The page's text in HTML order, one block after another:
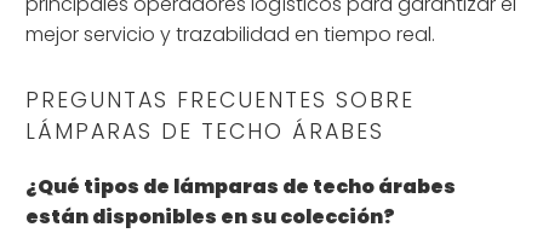
mejor servicio y trazabilidad en tiempo real.
PREGUNTAS FRECUENTES SOBRE
LÁMPARAS DE TECHO ÁRABES
¿Qué tipos de lámparas de techo árabes
están disponibles en su colección?